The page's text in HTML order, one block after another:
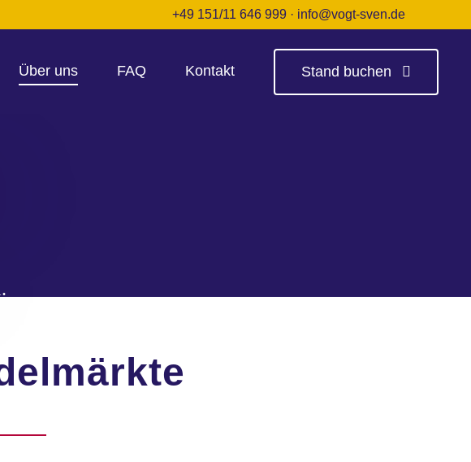
+49 151/11 646 999 · info@vogt-sven.de
Über uns FAQ Kontakt Stand buchen